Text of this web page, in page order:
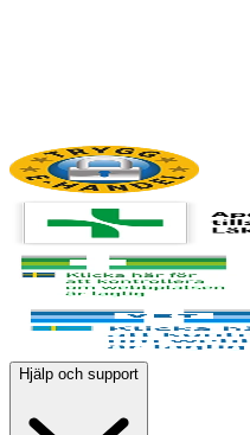
Hjälp och support